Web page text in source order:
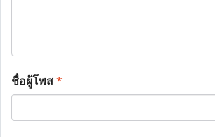
ชื่อผู้โพส*